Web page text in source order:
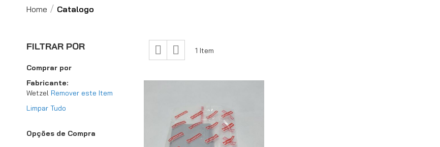
Home Catalogo
Ver
como
Grade Lista1 Item
FILTRAR POR
Comprar por
Fabricante
Wetzel Remover este Item
Limpar Tudo
Opções de Compra